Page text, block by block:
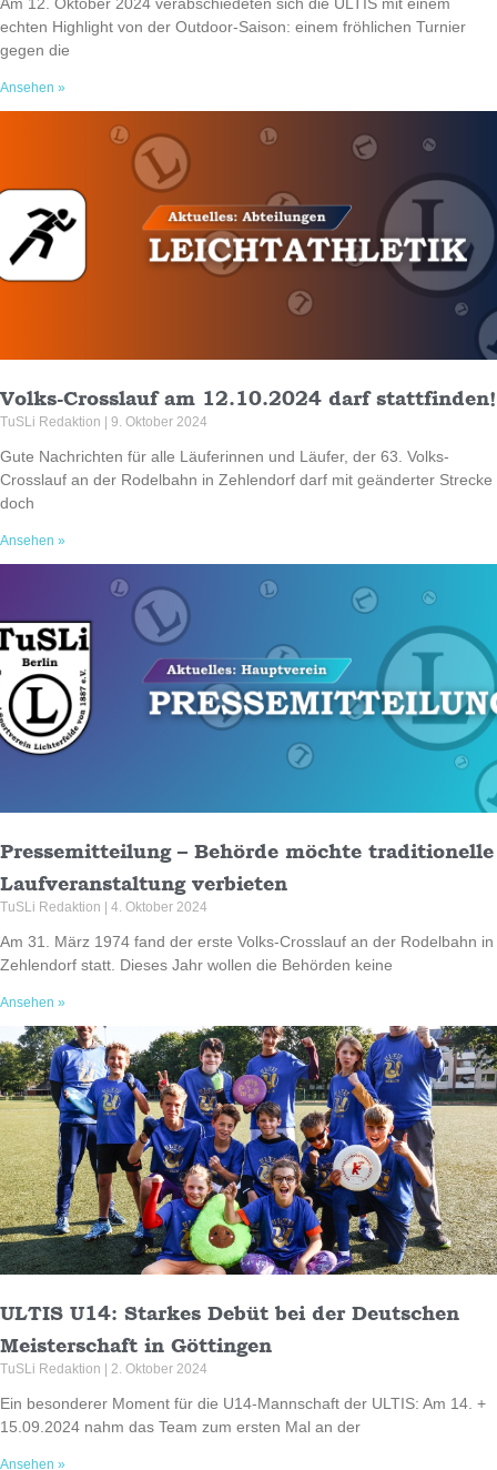
echten Highlight von der Outdoor-Saison: einem fröhlichen Turnier
gegen die
Ansehen »
Volks-Crosslauf am 12.10.2024 darf stattfinden!
TuSLi Redaktion 9. Oktober 2024
Gute Nachrichten für alle Läuferinnen und Läufer, der 63. Volks-
Crosslauf an der Rodelbahn in Zehlendorf darf mit geänderter Strecke
doch
Ansehen »
Pressemitteilung – Behörde möchte traditionelle
Laufveranstaltung verbieten
TuSLi Redaktion 4. Oktober 2024
Am 31. März 1974 fand der erste Volks-Crosslauf an der Rodelbahn in
Zehlendorf statt. Dieses Jahr wollen die Behörden keine
Ansehen »
ULTIS U14: Starkes Debüt bei der Deutschen
Meisterschaft in Göttingen
TuSLi Redaktion 2. Oktober 2024
Ein besonderer Moment für die U14-Mannschaft der ULTIS: Am 14. +
15.09.2024 nahm das Team zum ersten Mal an der
Ansehen »